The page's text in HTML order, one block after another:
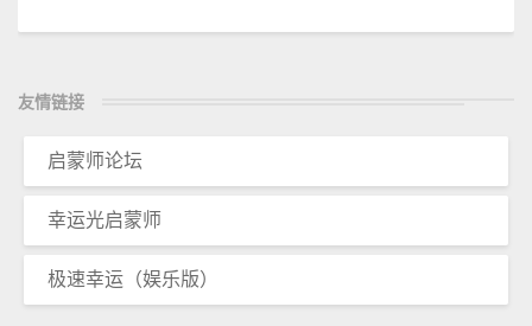
友情链接
启蒙师论坛
幸运光启蒙师
极速幸运（娱乐版）